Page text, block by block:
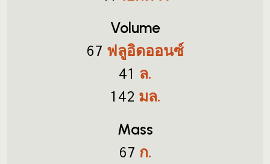
Volume
67 ฟลูอิดออนซ์
41 ล.
142 มล.
Mass
67 ก.